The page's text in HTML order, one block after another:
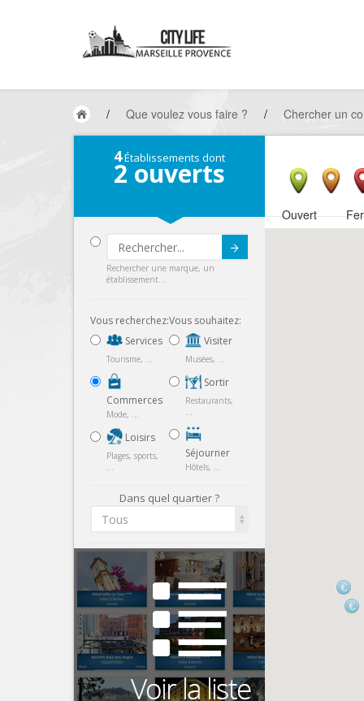
/ Que voulez vous faire ? / Chercher un
4Établissements dont
2 ouverts
Submit
Rechercher une marque, un
établissement...
Vous recherchez:
Services
Tourisme, ...
Commerces
Mode, ...
Loisirs
Plages, sports,
...
Vous souhaitez:
Visiter
Musées, ...
Sortir
Restaurants,
...
Séjourner
Hôtels, ...
Dans quel quartier ?
Tous
Ouvert